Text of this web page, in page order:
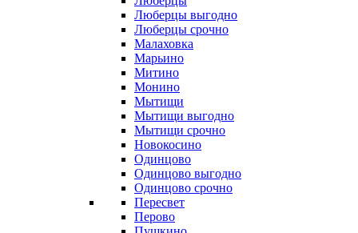
Люберцы выгодно
Люберцы срочно
Малаховка
Марьино
Митино
Монино
Мытищи
Мытищи выгодно
Мытищи срочно
Новокосино
Одинцово
Одинцово выгодно
Одинцово срочно
Пересвет
Перово